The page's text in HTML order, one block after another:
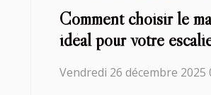
Comment choisir le
idéal pour votre
Vendredi 26 décembre 2025